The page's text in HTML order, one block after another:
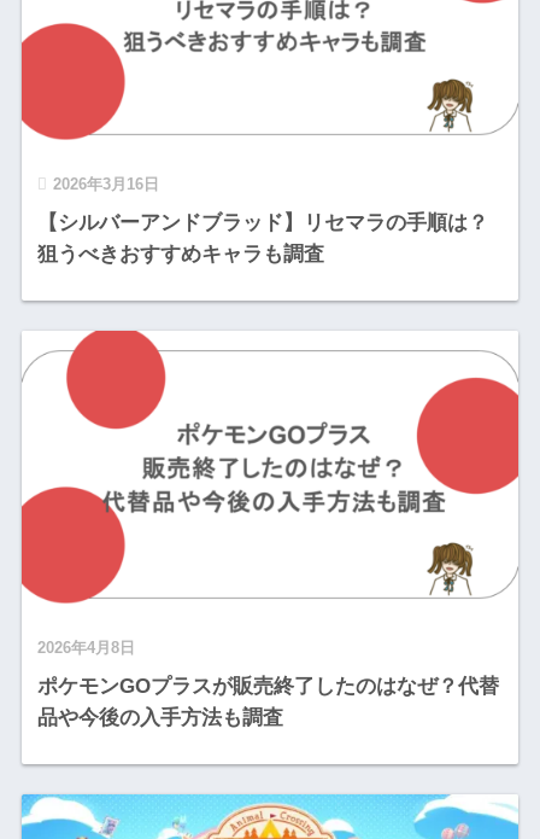
2026年3月16日
【シルバーアンドブラッド】リセマラの手順は？
狙うべきおすすめキャラも調査
2026年4月8日
ポケモンGOプラスが販売終了したのはなぜ？代替
品や今後の入手方法も調査